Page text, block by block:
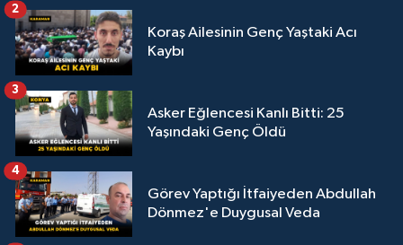
Koraş Ailesinin Genç Yaştaki Acı
Kaybı
2
Asker Eğlencesi Kanlı Bitti: 25
Yaşındaki Genç Öldü
3
Görev Yaptığı İtfaiyeden Abdullah
Dönmez'e Duygusal Veda
4